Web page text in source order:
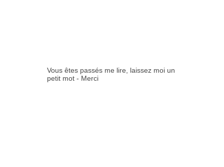
Vous êtes passés me lire, laissez moi un
petit mot - Merci